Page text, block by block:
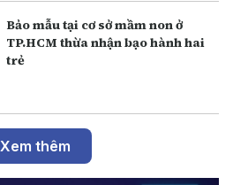
Bảo mẫu tại cơ sở mầm non ở
TP.HCM thừa nhận bạo hành hai
trẻ
Xem thêm